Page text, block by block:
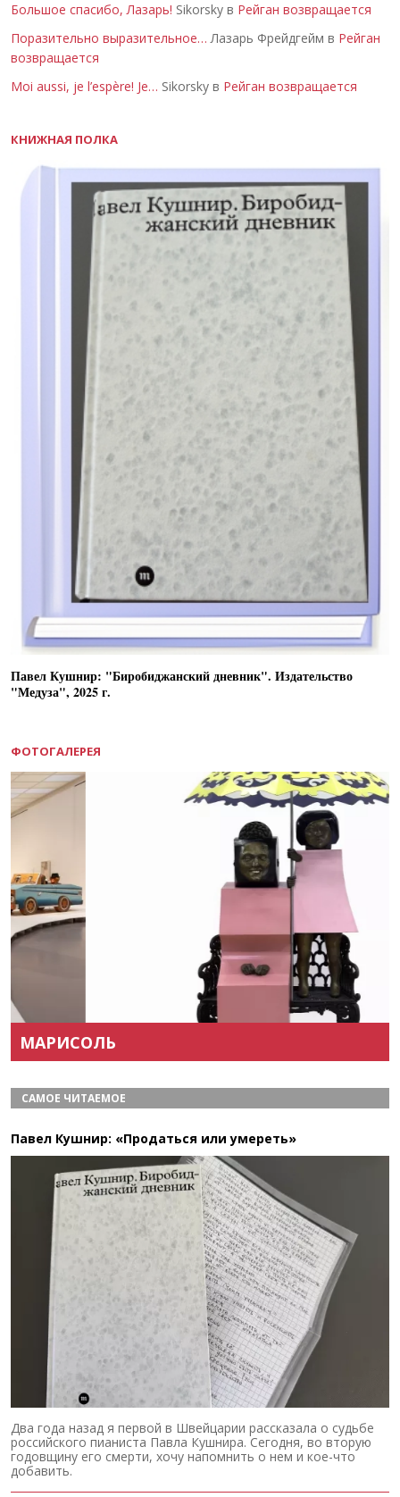
Большое спасибо, Лазарь! Sikorsky в Рейган возвращается
Поразительно выразительное… Лазарь Фрейдгейм в Рейган
возвращается
Moi aussi, je l’espère! Je… Sikorsky в Рейган возвращается
КНИЖНАЯ ПОЛКА
Павел Кушнир: "Биробиджанский дневник". Издательство
"Медуза", 2025 г.
ФОТОГАЛЕРЕЯ
МАРИСОЛЬ
САМОЕ ЧИТАЕМОЕ
Павел Кушнир: «Продаться или умереть»
Два года назад я первой в Швейцарии рассказала о судьбе
российского пианиста Павла Кушнира. Сегодня, во вторую
годовщину его смерти, хочу напомнить о нем и кое-что
добавить.